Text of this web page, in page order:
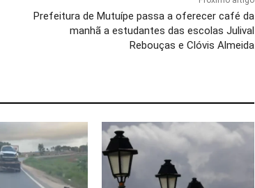
Prefeitura de Mutuípe passa a oferecer café da
manhã a estudantes das escolas Julival
Rebouças e Clóvis Almeida